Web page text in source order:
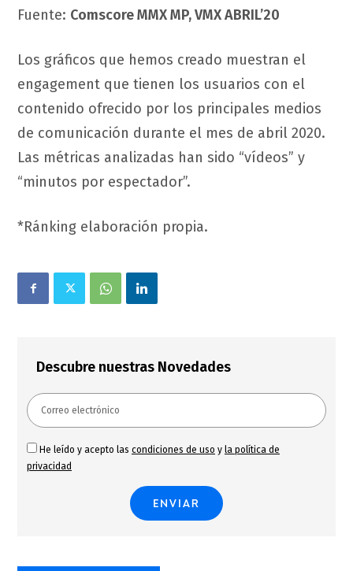
Fuente: Comscore MMX MP, VMX ABRIL’20
Los gráficos que hemos creado muestran el
engagement que tienen los usuarios con el
contenido ofrecido por los principales medios
de comunicación durante el mes de abril 2020.
Las métricas analizadas han sido “vídeos” y
“minutos por espectador”.
*Ránking elaboración propia.
Descubre nuestras Novedades
He leído y acepto las condiciones de uso y la política de
privacidad